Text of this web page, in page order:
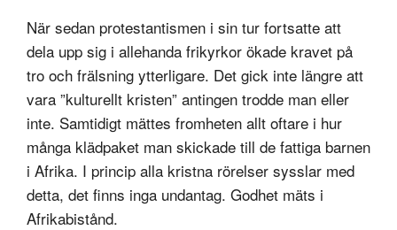
När sedan protestantismen i sin tur fortsatte att
dela upp sig i allehanda frikyrkor ökade kravet på
tro och frälsning ytterligare. Det gick inte längre att
vara ”kulturellt kristen” antingen trodde man eller
inte. Samtidigt mättes fromheten allt oftare i hur
många klädpaket man skickade till de fattiga barnen
i Afrika. I princip alla kristna rörelser sysslar med
detta, det finns inga undantag. Godhet mäts i
Afrikabistånd.